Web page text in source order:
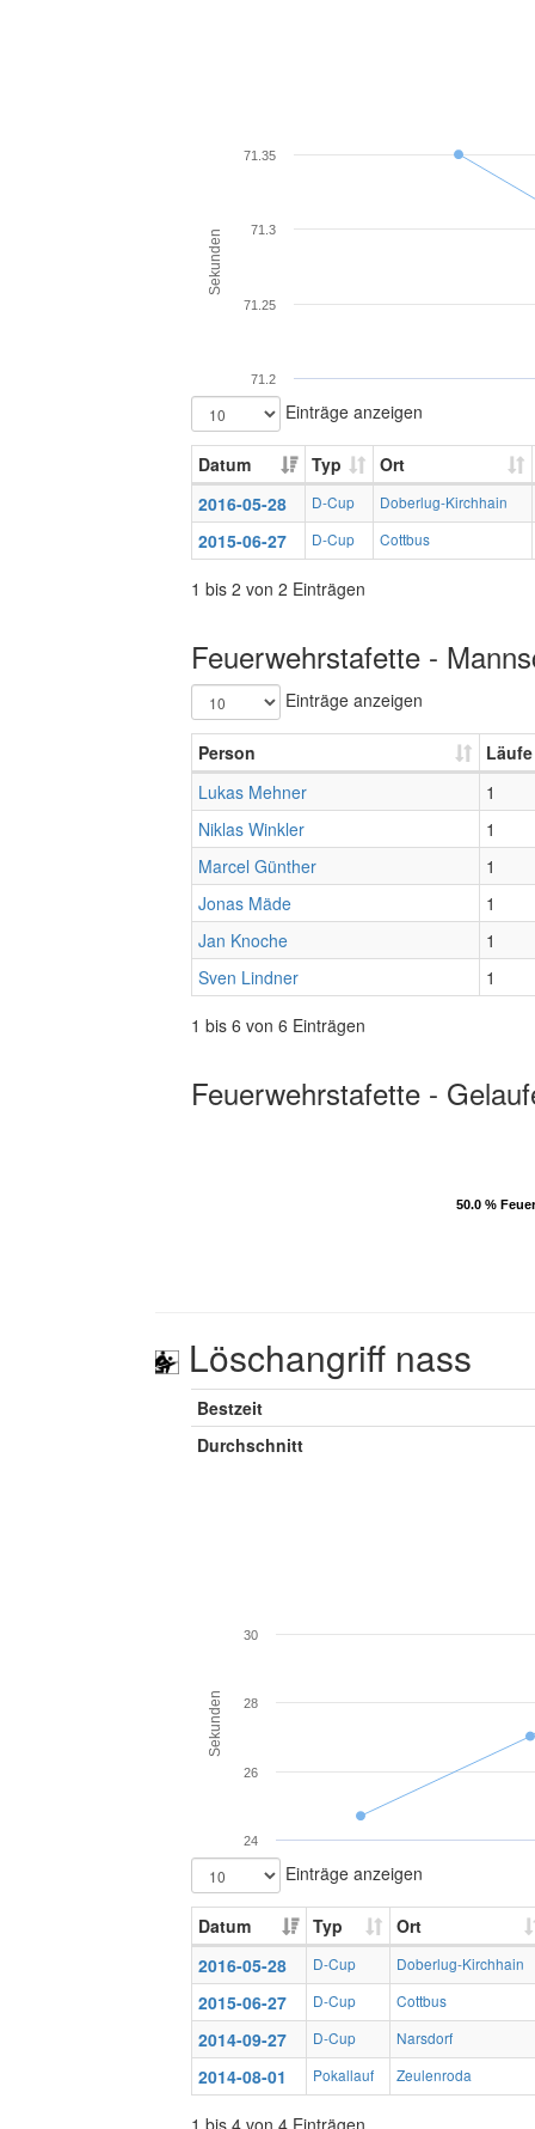
Sekunden
71.2
71.25
71.3
71.35
Einträge anzeigen
Datum Typ
Ort
2016-05-28
D-Cup Doberlug-Kirchhain
2015-06-27 D-Cup Cottbus
1 bis 2 von 2 Einträgen
Feuerwehrstafette -
Einträge anzeigen
Person
Läufe
Lukas Mehner
1
Niklas Winkler
1
Marcel Günther
1
Jonas Mäde
1
Jan Knoche
1
Sven Lindner
1
1 bis 6 von 6 Einträgen
Feuerwehrstafette -
50.0 %
50.0 %
Löschangriff nass
Bestzeit
Durchschnitt
Sekunden
24
26
28
30
Einträge anzeigen
Datum Typ
Ort
2016-05-28
D-Cup Doberlug-Kirchhain
2015-06-27 D-Cup Cottbus
2014-09-27 D-Cup Narsdorf
2014-08-01 Pokallauf Zeulenroda
1 bis 4 von 4 Einträgen